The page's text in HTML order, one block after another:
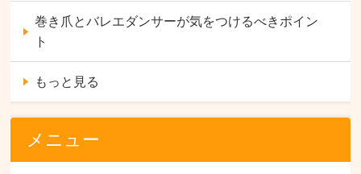
巻き爪とバレエダンサーが気をつけるべきポイン
ト
もっと見る
メニュー